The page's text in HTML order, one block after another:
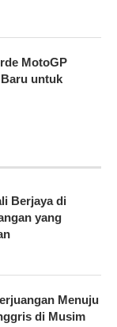
MotoGP
untuk
Berjaya di
yang
Menuju
di Musim